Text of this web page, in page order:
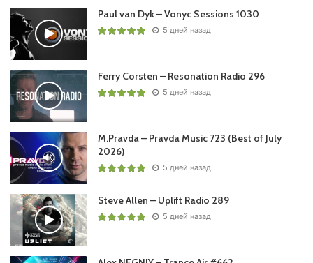
Пользовательская оценка:Будь первым !
Paul van Dyk – Vonyc Sessions 1030
5 дней назад
Ferry Corsten – Resonation Radio 296
5 дней назад
M.Pravda – Pravda Music 723 (Best of July
2026)
5 дней назад
Steve Allen – Uplift Radio 289
5 дней назад